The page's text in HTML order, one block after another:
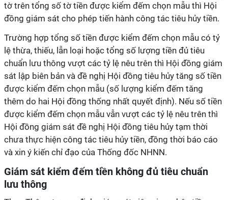
tờ trên tổng số tờ tiền được kiểm đếm chọn mẫu thì Hội
đồng giám sát cho phép tiến hành công tác tiêu hủy tiền.
Trường hợp tổng số tiền được kiểm đếm chọn mẫu có tỷ
lệ thừa, thiếu, lẫn loại hoặc tổng số lượng tiền đủ tiêu
chuẩn lưu thông vượt các tỷ lệ nêu trên thì Hội đồng giám
sát lập biên bản và đề nghị Hội đồng tiêu hủy tăng số tiền
được kiểm đếm chọn mẫu (số lượng kiểm đếm tăng
thêm do hai Hội đồng thống nhất quyết định). Nếu số tiền
được kiểm đếm chọn mẫu vẫn vượt các tỷ lệ nêu trên thì
Hội đồng giám sát đề nghị Hội đồng tiêu hủy tạm thời
chưa thực hiện công tác tiêu hủy tiền, đồng thời báo cáo
và xin ý kiến chỉ đạo của Thống đốc NHNN.
Giám sát kiểm đếm tiền không đủ tiêu chuẩn
lưu thông